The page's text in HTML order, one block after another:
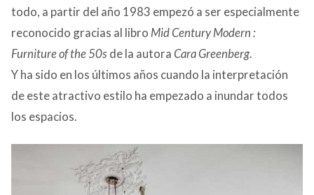
todo, a partir del año 1983 empezó a ser especialmente
reconocido gracias al libro Mid Century Modern :
Furniture of the 50sde la autoraCara Greenberg.
Y ha sido en los últimos años cuando la interpretación
de este atractivo estilo ha empezado a inundar todos
los espacios.